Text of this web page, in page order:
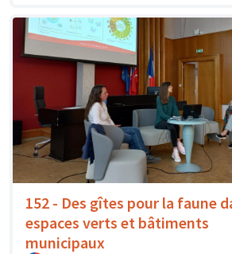
152 - Des gîtes pour la faune
espaces verts et bâtiments
municipaux